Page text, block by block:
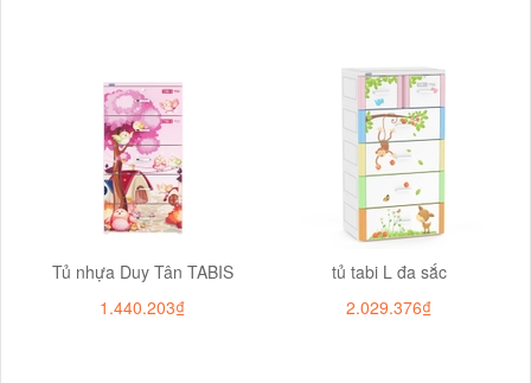
Tủ nhựa Duy Tân TABIS
1.440.203₫
tủ tabi L đa sắc
2.029.376₫